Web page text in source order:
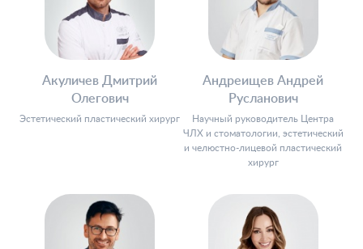
Акуличев Дмитрий
Олегович
Эстетический пластический хирург
Андреищев Андрей
Русланович
Научный руководитель Центра
ЧЛХ и стоматологии, эстетический
и челюстно-лицевой пластический
хирург